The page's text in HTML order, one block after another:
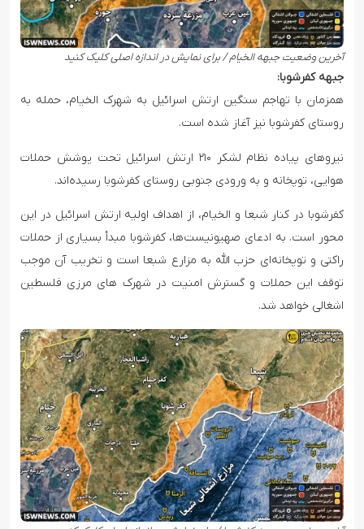
آخرین وضعیت جبهه الخیام / برای نمایش در اندازه اصلی کلیک کنید
جبهه کفرشوبا:
همزمان با تهاجم سنگین ارتش اسرائیل به شهرک الخیام، حمله به
روستای کفرشوبا نیز آغاز شده است.
نیروهای پیاده نظام لشکر ۲۱۰ ارتش اسرائیل تحت پوشش حملات
هوایی، توپخانه و به ورودی جنوبی روستای کفرشوبا رسیده‌اند.
کفرشوبا در کنار شبعا و الخیام، از اهداف اولیه ارتش اسرائیل در این
محور است. به ادعای صهیونیست‌ها، کفرشوبا مبدأ بسیاری از حملات
راکتی و توپخانه‌ای حزب الله به مزارع شبعا است و تخریب آن موجب
توقف این حملات و گسترش امنیت در شهرک های مرزی فلسطین
اشغالی خواهد شد.